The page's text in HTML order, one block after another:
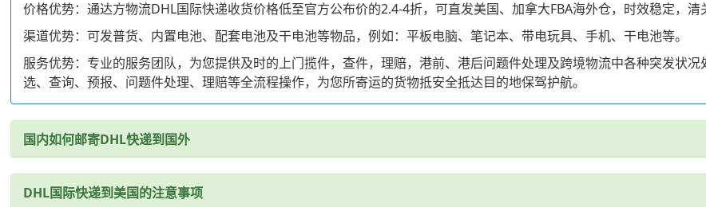
价格优势：通达方物流DHL国际快递收货价格低至官方公布价的2.4-4折，可直发美国、加拿大FBA海外仓，时效稳定，
渠道优势：可发普货、内置电池、配套电池及干电池等物品，例如：平板电脑、笔记本、带电玩具、手机、干电池等。
服务优势：专业的服务团队，为您提供及时的上门揽件，查件，理赔，港前、港后问题件处理及跨境物流中各种突发状
选、查询、预报、问题件处理、理赔等全流程操作，为您所寄运的货物抵安全抵达目的地保驾护航。
国内如何邮寄DHL快递到国外
DHL国际快递到美国的注意事项